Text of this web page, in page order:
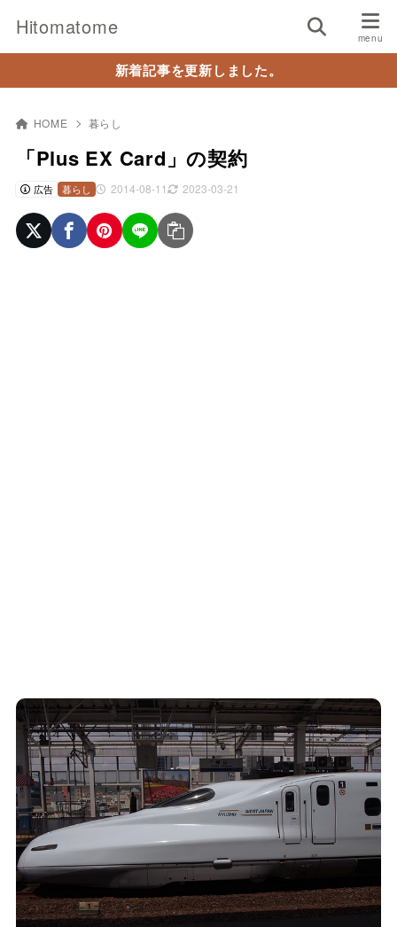
Hitomatome
新着記事を更新しました。
HOME 暮らし
「Plus EX Card」の契約
広告 2014-08-11 2023-03-21
暮らし